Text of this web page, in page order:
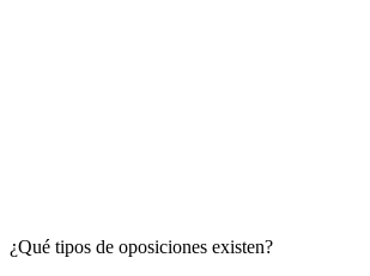
¿Qué tipos de oposiciones existen?